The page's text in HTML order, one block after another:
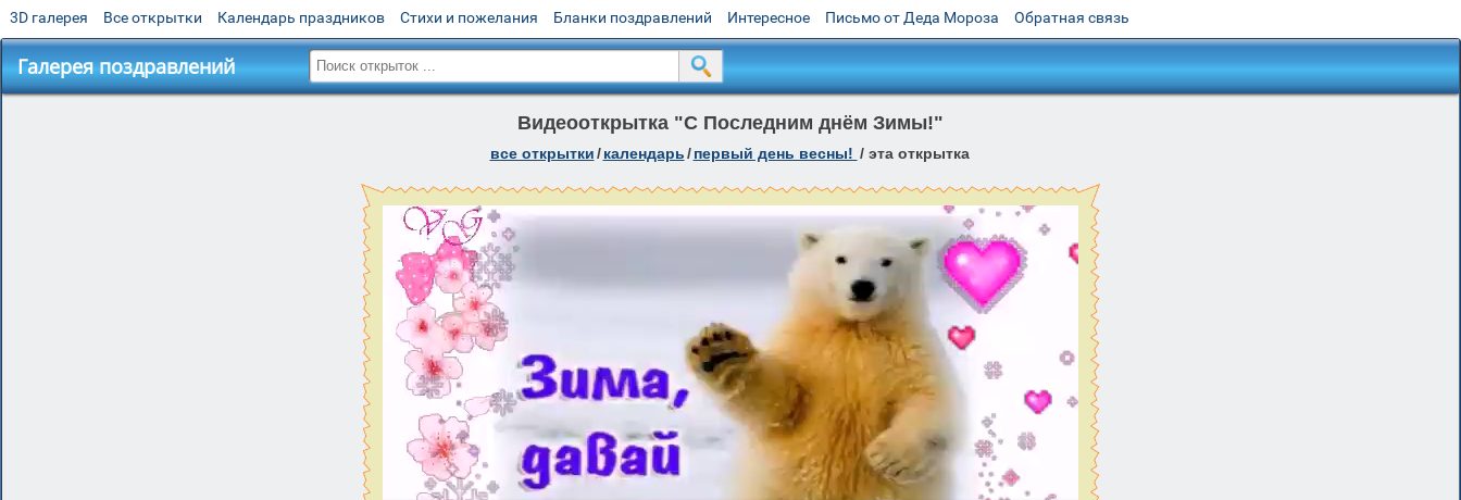
3D галерея Все открытки Календарь праздников Стихи и пожелания Бланки поздравлений Интересное Письмо от Деда Мороза Обратная связь
Галерея поздравлений
Видеооткрытка "С Последним днём Зимы!"
все открытки/ календарь/ первый день весны! / эта открытка